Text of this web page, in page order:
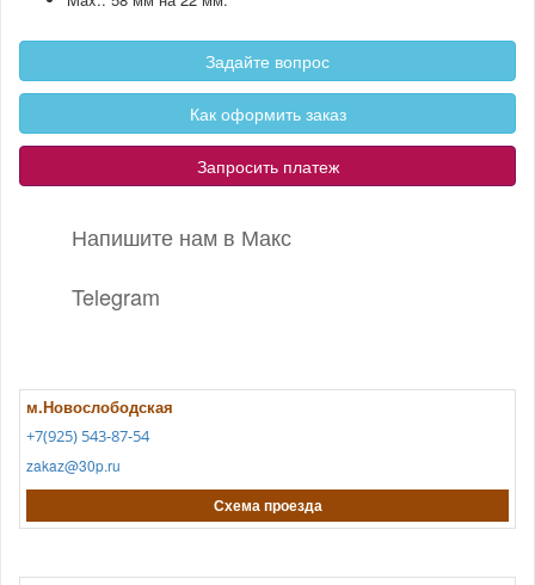
Задайте вопрос
Как оформить заказ
Запросить платеж
Напишите нам в Макс
Telegram
м.Новослободская
+7(925) 543-87-54
zakaz@30p.ru
Схема проезда